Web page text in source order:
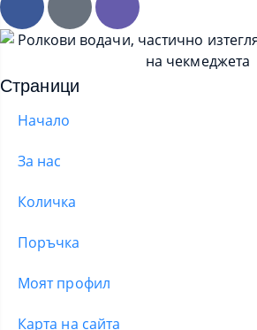
Страници
Начало
За нас
Количка
Поръчка
Моят профил
Карта на сайта